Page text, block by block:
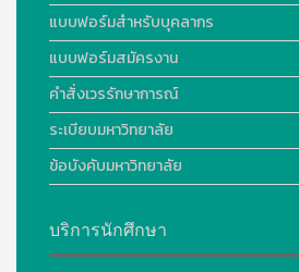
แบบฟอร์มสำหรับบุคลากร
แบบฟอร์มสมัครงาน
คำสั่งเวรรักษาการณ์
ระเบียบมหาวิทยาลัย
ข้อบังคับมหาวิทยาลัย
บริการนักศึกษา